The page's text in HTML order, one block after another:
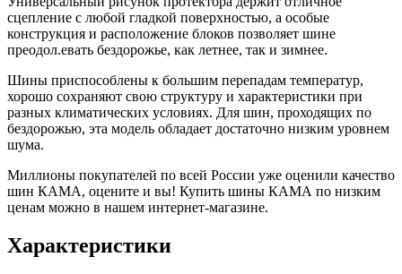
сцепление с любой гладкой поверхностью, а особые
конструкция и расположение блоков позволяет шине
преодол.евать бездорожье, как летнее, так и зимнее.
Шины приспособлены к большим перепадам температур,
хорошо сохраняют свою структуру и характеристики при
разных климатических условиях. Для шин, проходящих по
бездорожью, эта модель обладает достаточно низким уровнем
шума.
Миллионы покупателей по всей России уже оценили качество
шин КАМА, оцените и вы! Купить шины КАМА по низким
ценам можно в нашем интернет-магазине.
Характеристики